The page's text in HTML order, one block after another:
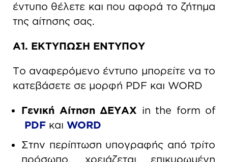
έντυπο θέλετε και που αφορά το ζήτημα
της αίτησης σας.
Α1. ΕΚΤΥΠΩΣΗ ΕΝΤΥΠΟΥ
Το αναφερόμενο έντυπο μπορείτε να το
κατεβάσετε σε μορφή PDF και WORD
Γενική Αίτηση ΔΕΥΑΧ in the form of
PDF και WORD
Στην περίπτωση υπογραφής από τρίτο
πρόσωπο, χρειάζεται επικυρωμένη